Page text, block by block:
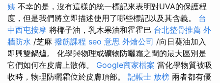
姨 不幸的是，沒有這樣的統一標記來表明對UVA的保護程
度，但是我們將立即描述使用了哪些標記以及其含義。 台
中西屯按摩 將椰子油，乳木果油和霍霍巴 台北整骨推薦 外
牆防水 /芝麻 撥筋課程 seo 意思 外燴公司 /向日葵油加入
即興雙鍋爐。 化學與物理或礦物防曬霜之間的最大區別是
它們如何在皮膚上散佈。 Google商家檔案 當化學物質被吸
收時，物理防曬霜位於皮膚頂部。 記帳士 放榜 兩者都有優